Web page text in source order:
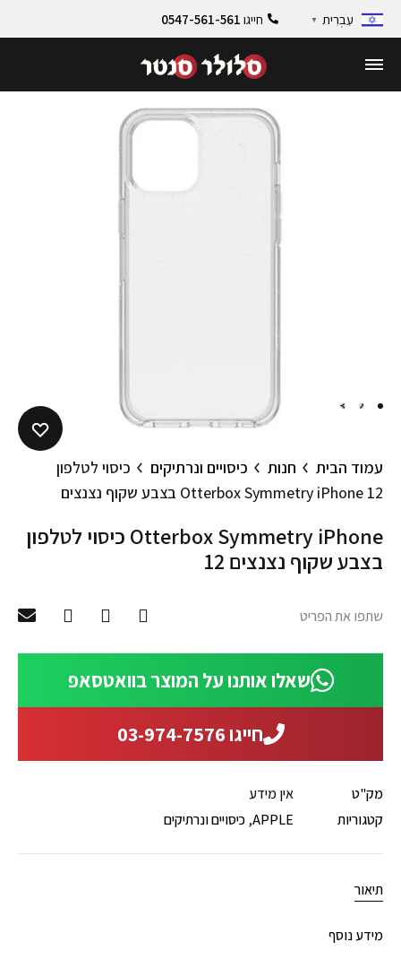
עִבְרִית ▼ חייגו 0547-561-561
1
2
3
עמוד הבית חנות כיסויים ונרתיקים
כיסוי לטלפון
Otterbox Symmetry iPhone 12 בצבע שקוף נצנצים
כיסוי לטלפון Otterbox Symmetry iPhone
12 בצבע שקוף נצנצים
שתפו את הפריט
שאלו אותנו על המוצר בוואטסאפ
חייגו 03-974-7576
מק"ט
אין מידע
קטגוריות
APPLE
,כיסויים ונרתיקים
תיאור
מידע נוסף